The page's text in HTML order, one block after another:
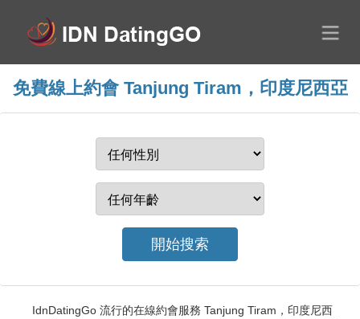
免費線上約會 Tanjung Tiram，印度尼西亞
IdnDatingGo 流行的在線約會服務 Tanjung Tiram，印度尼西